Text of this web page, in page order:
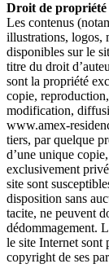
Droit de propriété
Les contenus
illustrations, logos,
disponibles sur le
titre du droit
sont la propriété
copie,
modification,
www.amex-
tiers, par quelque
d’une unique
exclusivement
site sont
disposition sans
tacite, ne peuvent
dédommagement.
le site Internet
copyright de ses